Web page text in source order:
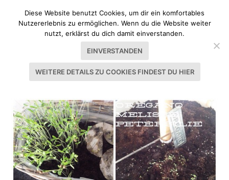
SCHLAGWORT:AFRICAN STYLE
Diese Website benutzt Cookies, um dir ein komfortables
Nutzererlebnis zu ermöglichen. Wenn du die Website weiter
nutzt, erklärst du dich damit einverstanden.
EINVERSTANDEN
WEITERE DETAILS ZU COOKIES FINDEST DU HIER